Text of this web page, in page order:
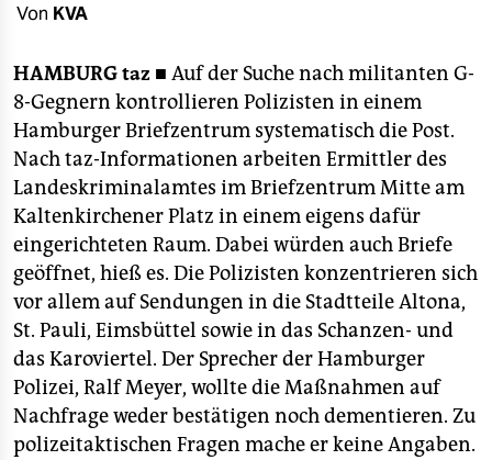
nord
wahrheit
verlag
verlag
veranstaltungen
shop
fragen & hilfe
unterstützen
abo
Von KVA
HAMBURGtaz ■ Auf der Suche nach militanten G-
8-Gegnern kontrollieren Polizisten in einem
Hamburger Briefzentrum systematisch die Post.
Nach taz-Informationen arbeiten Ermittler des
Landeskriminalamtes im Briefzentrum Mitte am
Kaltenkirchener Platz in einem eigens dafür
eingerichteten Raum. Dabei würden auch Briefe
geöffnet, hieß es. Die Polizisten konzentrieren sich
vor allem auf Sendungen in die Stadtteile Altona,
St. Pauli, Eimsbüttel sowie in das Schanzen- und
das Karoviertel. Der Sprecher der Hamburger
Polizei, Ralf Meyer, wollte die Maßnahmen auf
Nachfrage weder bestätigen noch dementieren. Zu
polizeitaktischen Fragen mache er keine Angaben.